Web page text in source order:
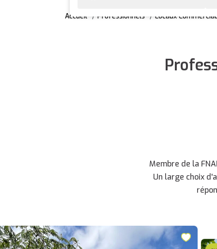
Accueil Professionnels Locaux
Membre de la
Un large choix